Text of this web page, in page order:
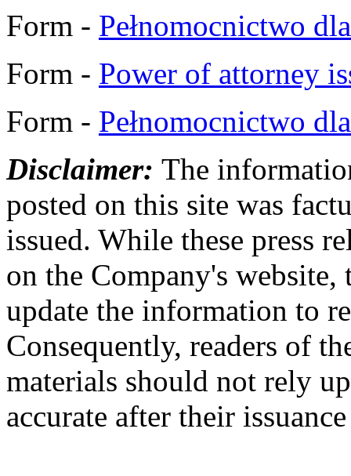
Form - Pełnomocnictwo
Form - Power of attorney
Form - Pełnomocnictwo
Disclaimer: The
posted on this site was
issued. While these press
on the Company's website,
update the information to
Consequently, readers of
materials should not rely
accurate after their